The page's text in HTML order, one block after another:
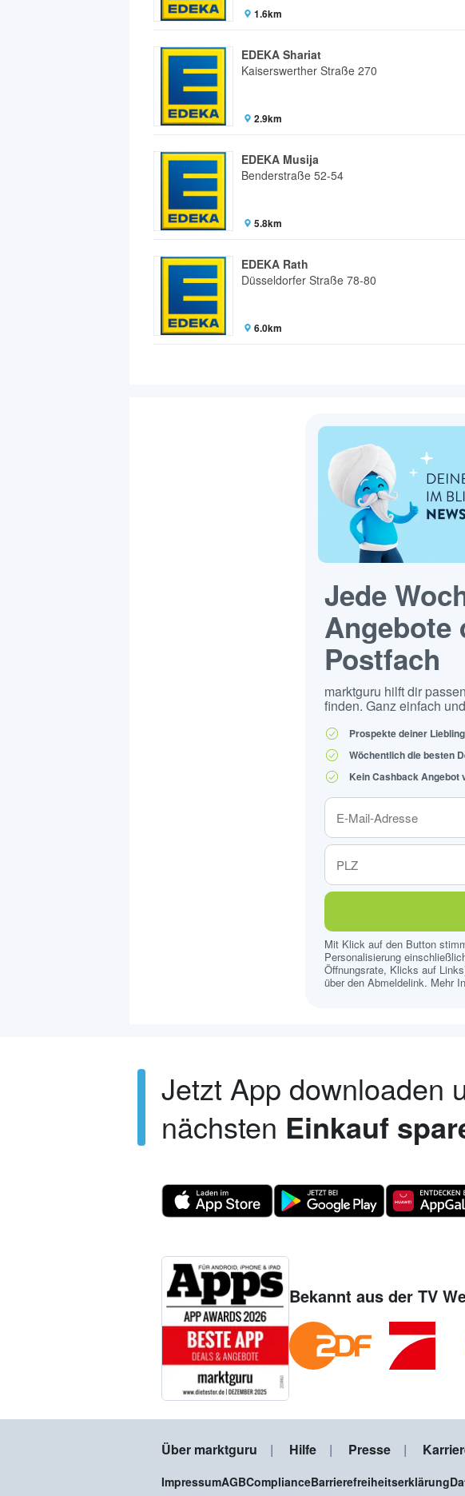
1.6km
EDEKA Shariat
Kaiserswerther Straße 270
2.9km
EDEKA Musija
Benderstraße 52-54
5.8km
EDEKA Rath
Düsseldorfer Straße 78-80
6.0km
Jede
Angebote
Postfach
marktguru hilft dir
finden. Ganz einfach
Prospekte deiner
Wöchentlich die besten
Kein Cashback Angebot
Mit Klick auf den Button
Personalisierung
Öffnungsrate, Klicks auf
über den Abmeldelink. Mehr
Jetzt App downloaden
nächsten Einkauf
Bekannt aus der TV
Über marktguru Hilfe Presse
ImpressumAGBComplianceBarrierefreiheitserklärung